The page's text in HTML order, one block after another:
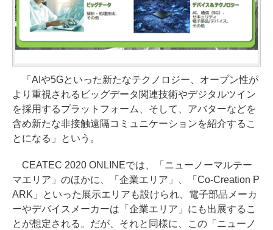
「AIや5Gといった新たなテクノロジー、オープン性が
より重視されるビッグデータ関連技術やデジタルツイン
を採用するプラットフォーム、そして、アバターなどを
含め新たな非接触遠隔コミュニケーションを紹介するこ
とになる」という。
CEATEC 2020 ONLINEでは、「ニューノーマルテー
マエリア」のほかに、「企業エリア」、「Co-Creation P
ARK」といった展示エリアも設けられ、電子部品メーカ
ーやデバイスメーカーは「企業エリア」にも出展するこ
とが想定される。だが、それと同様に、この「ニューノ